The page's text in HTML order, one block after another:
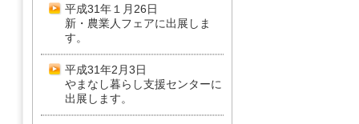
平成31年１月26日
新・農業人フェアに出展しま
す。
平成31年2月3日
やまなし暮らし支援センターに
出展します。